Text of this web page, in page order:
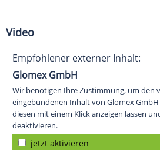
Video
Empfohlener externer Inhalt:
Glomex GmbH
Wir benötigen Ihre Zustimmung, um den
eingebundenen Inhalt von Glomex GmbH
diesen mit einem Klick anzeigen lassen
deaktivieren.
jetzt aktivieren